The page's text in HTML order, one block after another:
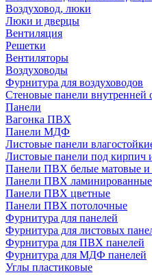
Воздуховод, люки
Люки и дверцы
Вентиляция
Решетки
Вентиляторы
Воздуховоды
Фурнитура для воздуховодов
Стеновые панели внутренней
Панели
Вагонка ПВХ
Панели МДФ
Листовые панели
Листовые панели под кирпич
Панели ПВХ белые матовые и
Панели ПВХ ламинированные
Панели ПВХ цветные
Панели ПВХ потолочные
Фурнитура для панелей
Фурнитура для листовых
Фурнитура для ПВХ панелей
Фурнитура для МДФ панелей
Углы пластиковые